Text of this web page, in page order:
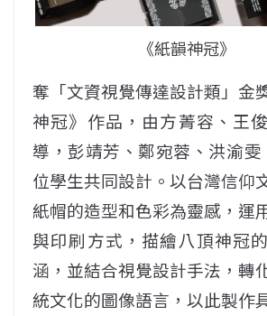
《紙韻神冠》
奪「文資視覺傳達設計類」金
神冠》作品，由方菁容、王
導，彭靖芳、鄭宛蓉、洪渝
位學生共同設計。以台灣信仰
紙帽的造型和色彩為靈感，運
與印刷方式，描繪八頂神冠
涵，並結合視覺設計手法，轉
統文化的圖像語言，以此製作